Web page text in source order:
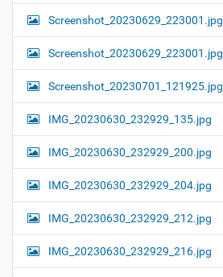
Screenshot_20230629_223001.jpg
Screenshot_20230629_223001.jpg
Screenshot_20230701_121925.jpg
IMG_20230630_232929_135.jpg
IMG_20230630_232929_200.jpg
IMG_20230630_232929_204.jpg
IMG_20230630_232929_212.jpg
IMG_20230630_232929_216.jpg